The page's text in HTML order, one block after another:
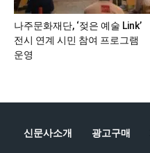
나주문화재단, ‘젖은 예술 Link’
전시 연계 시민 참여 프로그램
운영
신문사소개 광고구매